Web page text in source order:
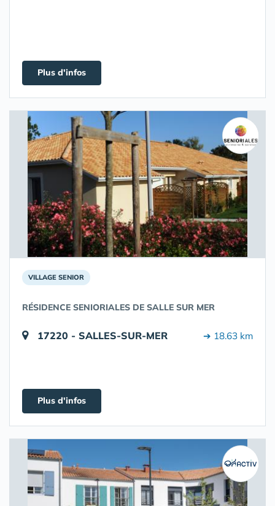
Plus d'infos
VILLAGE SENIOR
RÉSIDENCE SENIORIALES DE SALLE SUR MER
17220 - SALLES-SUR-MER ➔ 18.63 km
Plus d'infos